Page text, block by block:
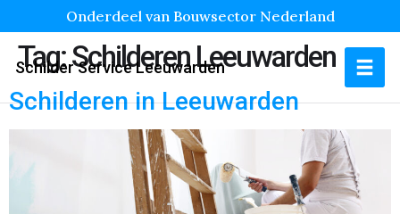
Onderdeel van Bouwsector Nederland
Schilder Service Leeuwarden
Tag:Schilderen Leeuwarden
Schilderen in Leeuwarden